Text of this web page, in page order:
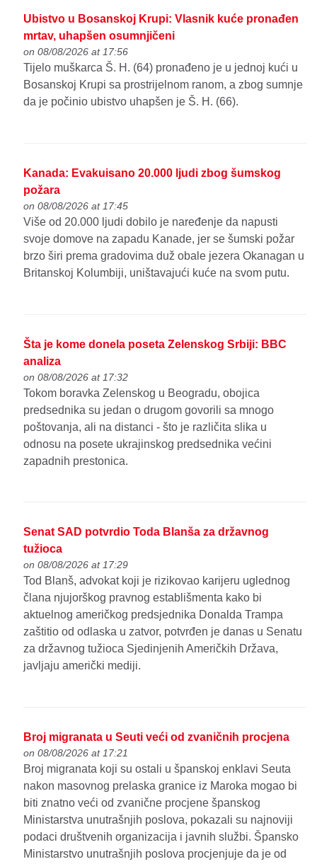
Ubistvo u Bosanskoj Krupi: Vlasnik kuće pronađen
mrtav, uhapšen osumnjičeni
on 08/08/2026 at 17:56
Tijelo muškarca Š. H. (64) pronađeno je u jednoj kući u
Bosanskoj Krupi sa prostrijelnom ranom, a zbog sumnje
da je počinio ubistvo uhapšen je Š. H. (66).
Kanada: Evakuisano 20.000 ljudi zbog šumskog
požara
on 08/08/2026 at 17:45
Više od 20.000 ljudi dobilo je naređenje da napusti
svoje domove na zapadu Kanade, jer se šumski požar
brzo širi prema gradovima duž obale jezera Okanagan u
Britanskoj Kolumbiji, uništavajući kuće na svom putu.
Šta je kome donela poseta Zelenskog Srbiji: BBC
analiza
on 08/08/2026 at 17:32
Tokom boravka Zelenskog u Beogradu, obojica
predsednika su jedan o drugom govorili sa mnogo
poštovanja, ali na distanci - što je različita slika u
odnosu na posete ukrajinskog predsednika većini
zapadnih prestonica.
Senat SAD potvrdio Toda Blanša za državnog
tužioca
on 08/08/2026 at 17:29
Tod Blanš, advokat koji je rizikovao karijeru uglednog
člana njujorškog pravnog establišmenta kako bi
aktuelnog američkog predsjednika Donalda Trampa
zaštitio od odlaska u zatvor, potvrđen je danas u Senatu
za državnog tužioca Sjedinjenih Američkih Država,
javljaju američki mediji.
Broj migranata u Seuti veći od zvaničnih procjena
on 08/08/2026 at 17:21
Broj migranata koji su ostali u španskoj enklavi Seuta
nakon masovnog prelaska granice iz Maroka mogao bi
biti znatno veći od zvanične procjene španskog
Ministarstva unutrašnjih poslova, pokazali su najnoviji
podaci društvenih organizacija i javnih službi. Špansko
Ministarstvo unutrašnjih poslova procjenjuje da je od